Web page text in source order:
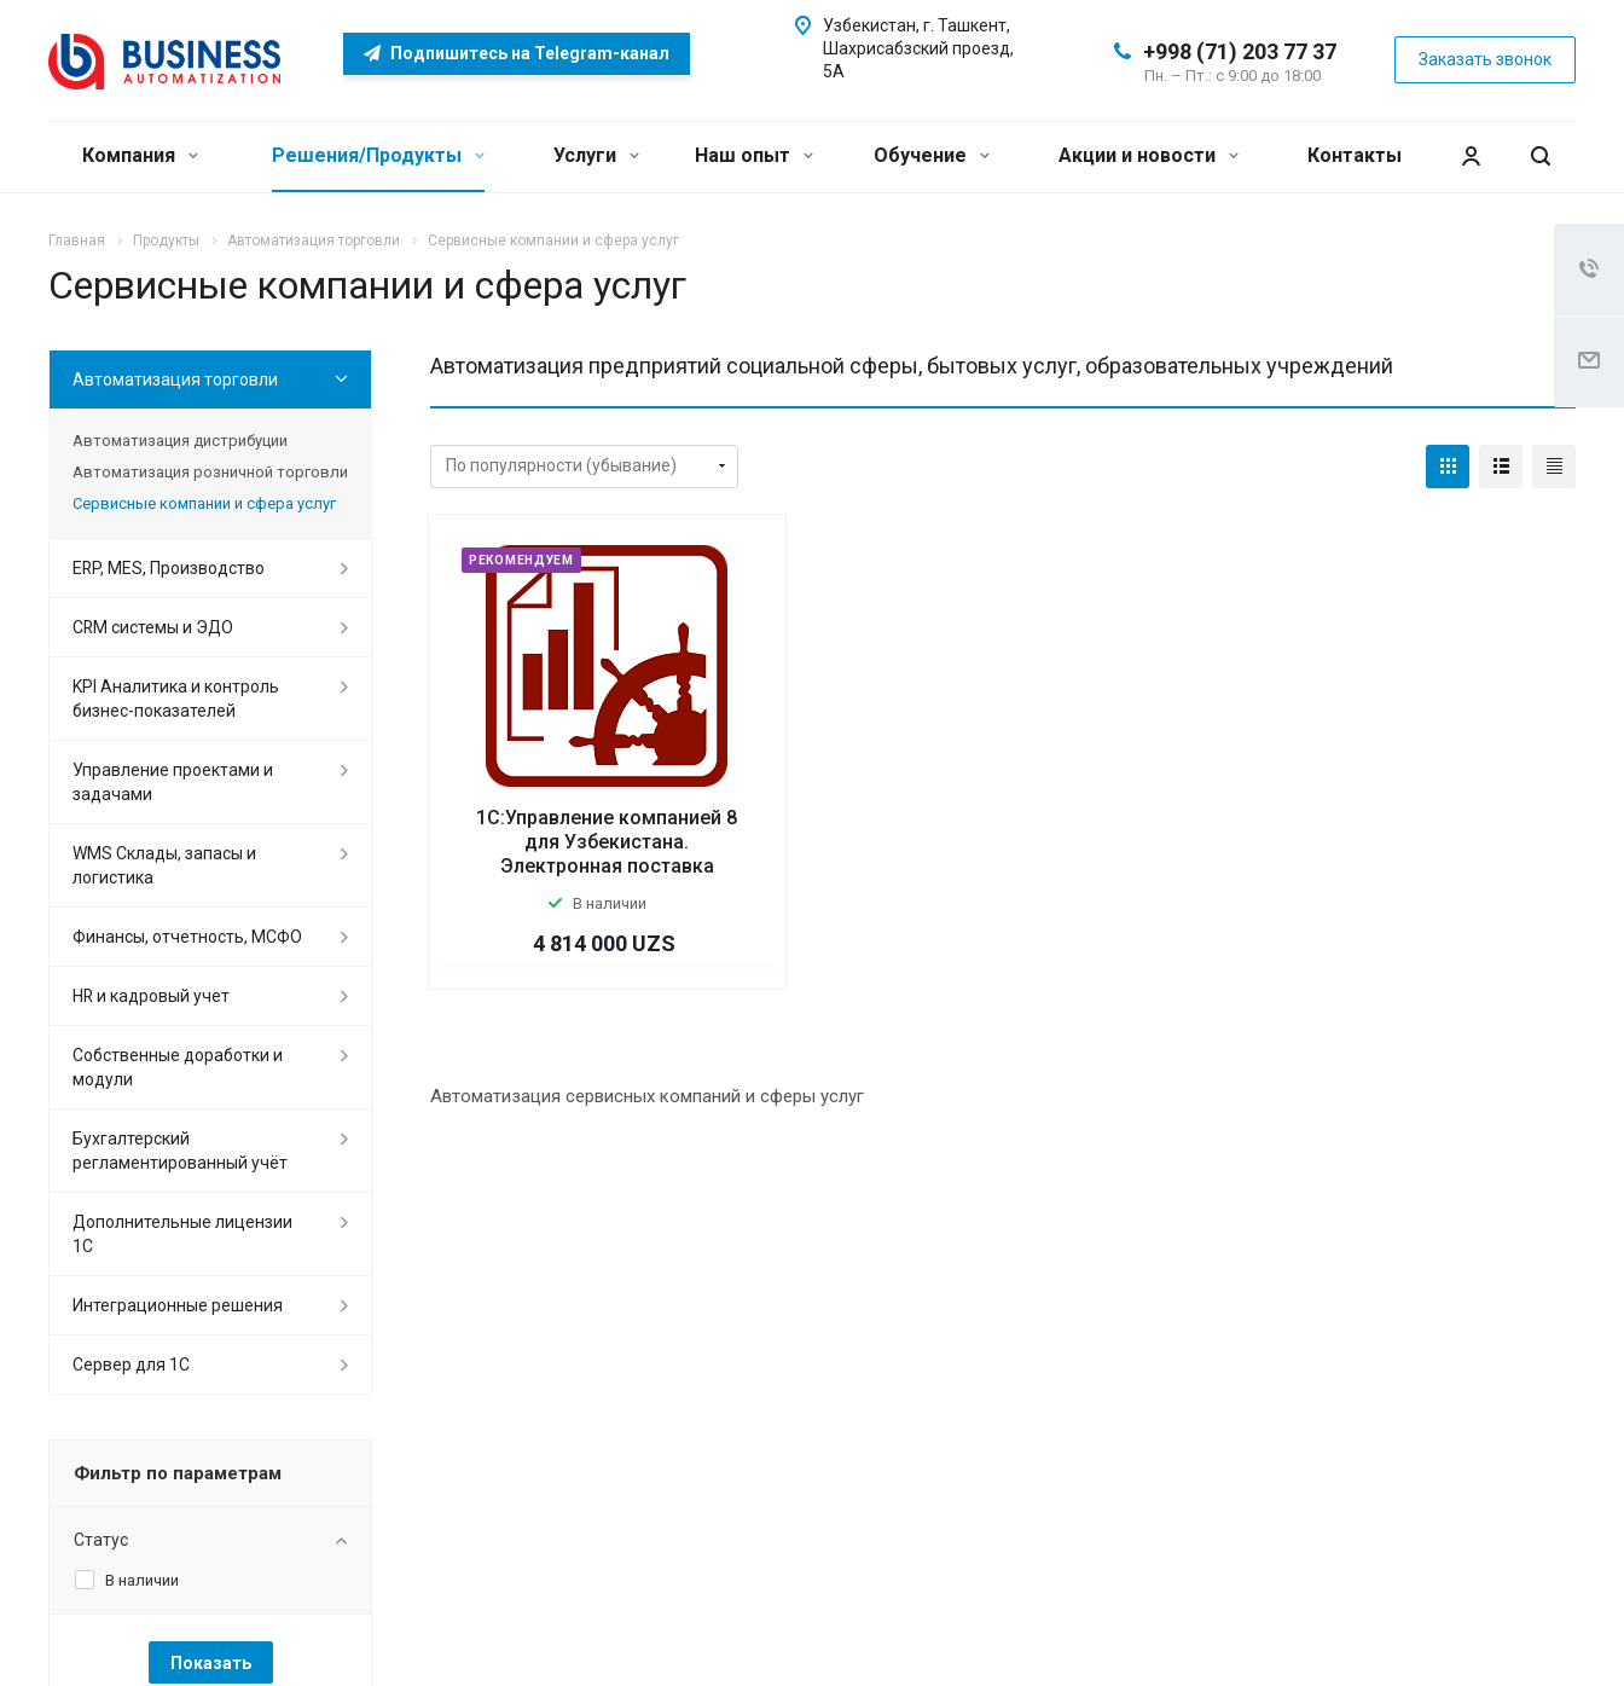
Подпишитесь на Telegram-канал +998 (71) 203 77 37
Пн. – Пт.: с 9:00 до 18:00
Заказать звонок
Узбекистан, г. Ташкент,
Шахрисабзский проезд,
5А
Компания Решения/Продукты Услуги Наш опыт Обучение Акции и новости Контакты
Главная Продукты Автоматизация торговли Сервисные компании и сфера услуг
Сервисные компании и сфера услуг
Автоматизация предприятий социальной сферы, бытовых услуг, образовательных учреждений
РЕКОМЕНДУЕМ
1С:Управление компанией 8
для Узбекистана.
Электронная поставка
В наличии
4 814 000 UZS
Автоматизация сервисных компаний и сферы услуг
Автоматизация торговли
Автоматизация дистрибуции
Автоматизация розничной торговли
Сервисные компании и сфера услуг
ERP, MES, Производство
CRM системы и ЭДО
KPI Аналитика и контроль
бизнес-показателей
Управление проектами и
задачами
WMS Склады, запасы и
логистика
Финансы, отчетность, МСФО
HR и кадровый учет
Собственные доработки и
модули
Бухгалтерский
регламентированный учёт
Дополнительные лицензии
1С
Интеграционные решения
Сервер для 1С
Фильтр по параметрам
Статус
В наличии